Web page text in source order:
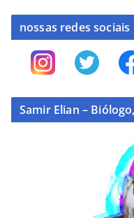
nossas redes sociais
Samir Elian –